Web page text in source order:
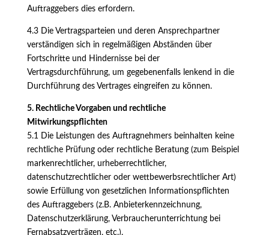
Auftraggebers dies erfordern.
4.3 Die Vertragsparteien und deren Ansprechpartner
verständigen sich in regelmäßigen Abständen über
Fortschritte und Hindernisse bei der
Vertragsdurchführung, um gegebenenfalls lenkend in die
Durchführung des Vertrages eingreifen zu können.
5. Rechtliche Vorgaben und rechtliche
Mitwirkungspflichten
5.1 Die Leistungen des Auftragnehmers beinhalten keine
rechtliche Prüfung oder rechtliche Beratung (zum Beispiel
markenrechtlicher, urheberrechtlicher,
datenschutzrechtlicher oder wettbewerbsrechtlicher Art)
sowie Erfüllung von gesetzlichen Informationspflichten
des Auftraggebers (z.B. Anbieterkennzeichnung,
Datenschutzerklärung, Verbraucherunterrichtung bei
Fernabsatzverträgen, etc.).